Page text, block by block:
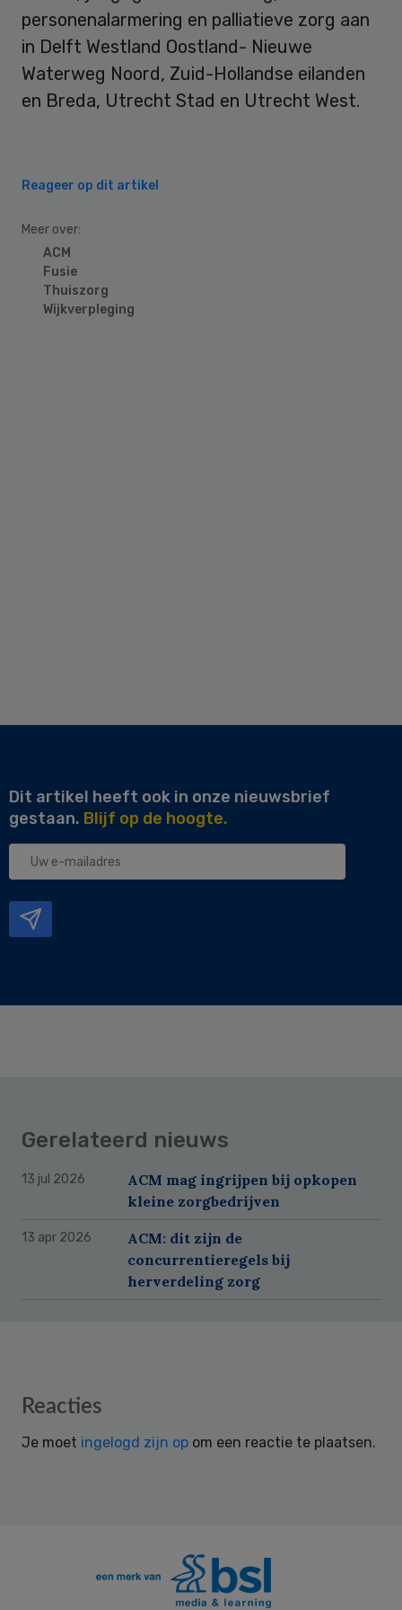
personenalarmering en palliatieve zorg aan
in Delft Westland Oostland- Nieuwe
Waterweg Noord, Zuid-Hollandse eilanden
en Breda, Utrecht Stad en Utrecht West.
Reageer op dit artikel
Meer over:
ACM
Fusie
Thuiszorg
Wijkverpleging
Dit artikel heeft ook in onze nieuwsbrief
gestaan. Blijf op de hoogte.
Uw
Gerelateerd nieuws
13 jul 2026
ACM mag ingrijpen bij opkopen
kleine zorgbedrijven
13 apr 2026
ACM: dit zijn de
concurrentieregels bij
herverdeling zorg
Reader
Reacties
Je moet ingelogd zijn op om een reactie te plaatsen.